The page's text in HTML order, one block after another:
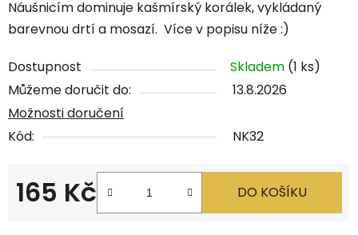
Náušnicím dominuje kašmírský korálek, vykládaný
barevnou drtí a mosazí. Více v popisu níže :)
Dostupnost Skladem (1 ks)
Můžeme doručit do:
13.8.2026
Možnosti doručení
Kód:
NK32
165 Kč DO KOŠÍKU